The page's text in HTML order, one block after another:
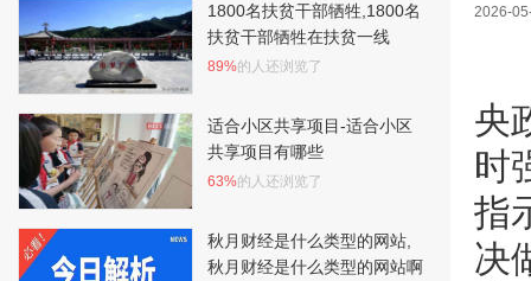
2026-
央
时
指
决
1800名扶贫干部牺牲,1800名
扶贫干部牺牲在扶贫一线
89%的人还浏览了
适合小区共享项目-适合小区
共享项目有哪些
63%的人还浏览了
秋月财经是什么类型的网站,
秋月财经是什么类型的网站啊